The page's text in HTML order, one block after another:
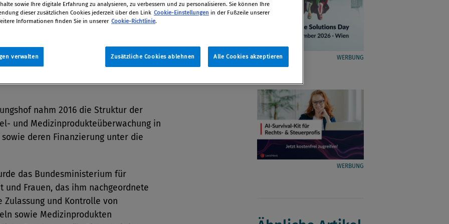
eine Abgabe pro verkaufte
Vorbild der Schweiz.
nahm 2016 die Struktur der
und Medizinprodukteüberwachung in
sowie deren Finanzierung unter die
das Bundesministerium für
und Frauen, das ihm nachgeordnete
Zulassung und Kontrolle von
sowie Medizinprodukten
WERBUNG
WERBUNG
sowie Ihre digitale Erfahrung zu analysieren, zu verbessern und zu personalisieren. Sie können Ihre
dieser zusätzlichen Cookies jederzeit über den Link Cookie-Einstellungen in der Fußzeile unserer
Informationen finden Sie in unserer Cookie-Richtlinie.
Zusätzliche Cookies ablehnen Alle Cookies akzeptieren
verwalten